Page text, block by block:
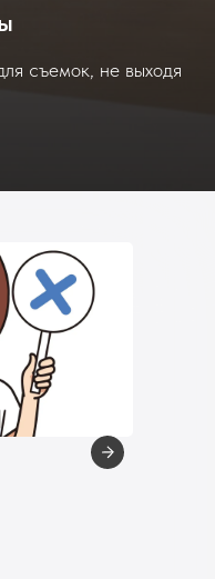
съемок, не выходя